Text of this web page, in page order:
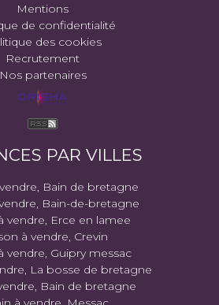
Mentions
de confidentialité
des cookies
Recrutement
Nos partenaires
PAR VILLES
Bain de bretagne
Bain-de-bretagne
vendre, Erce en lamee
à vendre, Crevin
vendre, Guipry messac
La bosse de bretagne
Bain de bretagne